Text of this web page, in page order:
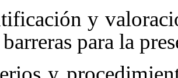
y
barreras para la